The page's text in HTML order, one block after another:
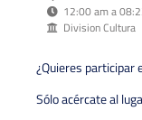
12:00 am a
Division Cultura
¿Quieres participar
Sólo acércate al